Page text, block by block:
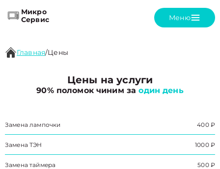
Микро
Сервис
Меню
Главная/Цены
Цены на услуги
90% поломок чиним заодин день
Замена лампочки 400 ₽
Замена ТЭН 1000 ₽
Замена таймера 500 ₽